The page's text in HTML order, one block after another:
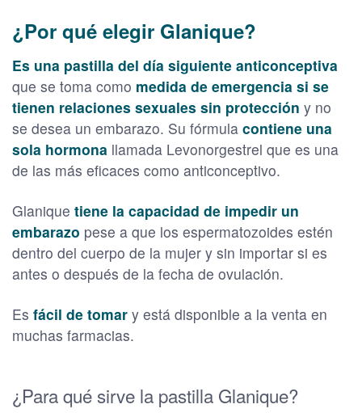
¿Por qué elegir Glanique?
Es una pastilla del día siguiente anticonceptiva
que se toma como medida de emergencia si se
tienen relaciones sexuales sin protección y no
se desea un embarazo. Su fórmula contiene una
sola hormona llamada Levonorgestrel que es una
de las más eficaces como anticonceptivo.
Glanique tiene la capacidad de impedir un
embarazo pese a que los espermatozoides estén
dentro del cuerpo de la mujer y sin importar si es
antes o después de la fecha de ovulación.
Es fácil de tomar y está disponible a la venta en
muchas farmacias.
¿Para qué sirve la pastilla Glanique?